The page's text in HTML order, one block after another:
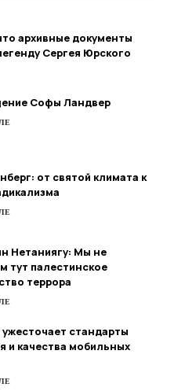
архивные документы
Сергея Юрского
Софы Ландвер
от святой климата к
Нетаниягу: Мы не
тут палестинское
террора
стандарты
и качества мобильных